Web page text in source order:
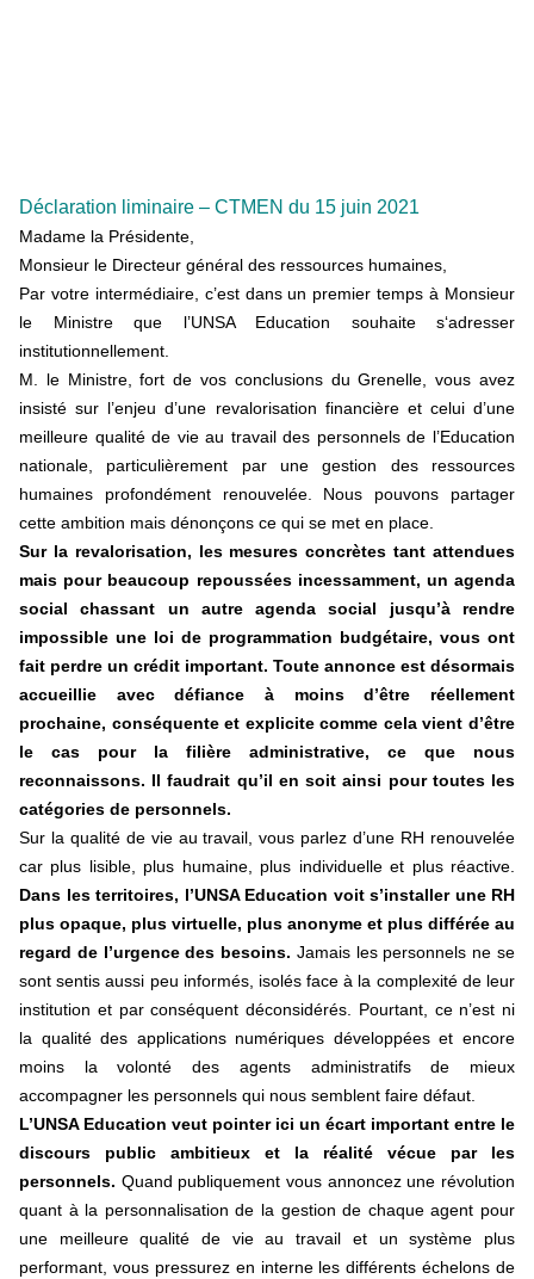
Déclaration liminaire – CTMEN du 15 juin 2021
Madame la Présidente,
Monsieur le Directeur général des ressources humaines,
Par votre intermédiaire, c’est dans un premier temps à Monsieur
le Ministre que l’UNSA Education souhaite s‘adresser
institutionnellement.
M. le Ministre, fort de vos conclusions du Grenelle, vous avez
insisté sur l’enjeu d’une revalorisation financière et celui d’une
meilleure qualité de vie au travail des personnels de l’Education
nationale, particulièrement par une gestion des ressources
humaines profondément renouvelée. Nous pouvons partager
cette ambition mais dénonçons ce qui se met en place.
Sur la revalorisation, les mesures concrètes tant attendues
mais pour beaucoup repoussées incessamment, un agenda
social chassant un autre agenda social jusqu’à rendre
impossible une loi de programmation budgétaire, vous ont
fait perdre un crédit important. Toute annonce est désormais
accueillie avec défiance à moins d’être réellement
prochaine, conséquente et explicite comme cela vient d’être
le cas pour la filière administrative, ce que nous
reconnaissons. Il faudrait qu’il en soit ainsi pour toutes les
catégories de personnels.
Sur la qualité de vie au travail, vous parlez d’une RH renouvelée
car plus lisible, plus humaine, plus individuelle et plus réactive.
Dans les territoires, l’UNSA Education voit s’installer une RH
plus opaque, plus virtuelle, plus anonyme et plus différée au
regard de l’urgence des besoins. Jamais les personnels ne se
sont sentis aussi peu informés, isolés face à la complexité de leur
institution et par conséquent déconsidérés. Pourtant, ce n’est ni
la qualité des applications numériques développées et encore
moins la volonté des agents administratifs de mieux
accompagner les personnels qui nous semblent faire défaut.
L’UNSA Education veut pointer ici un écart important entre le
discours public ambitieux et la réalité vécue par les
personnels. Quand publiquement vous annoncez une révolution
quant à la personnalisation de la gestion de chaque agent pour
une meilleure qualité de vie au travail et un système plus
performant, vous pressurez en interne les différents échelons de